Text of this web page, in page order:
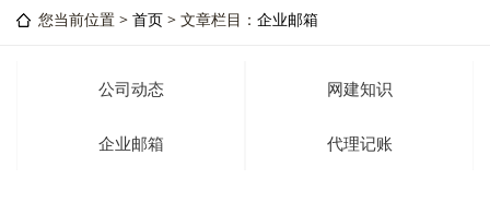
您当前位置 > 首页 > 文章栏目： 企业邮箱
公司动态 网建知识
企业邮箱 代理记账